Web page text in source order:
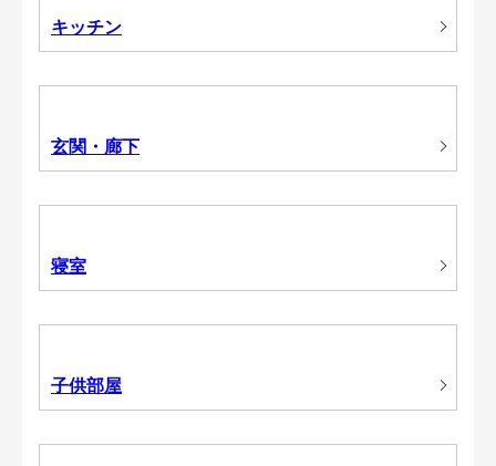
キッチン
玄関・廊下
寝室
子供部屋